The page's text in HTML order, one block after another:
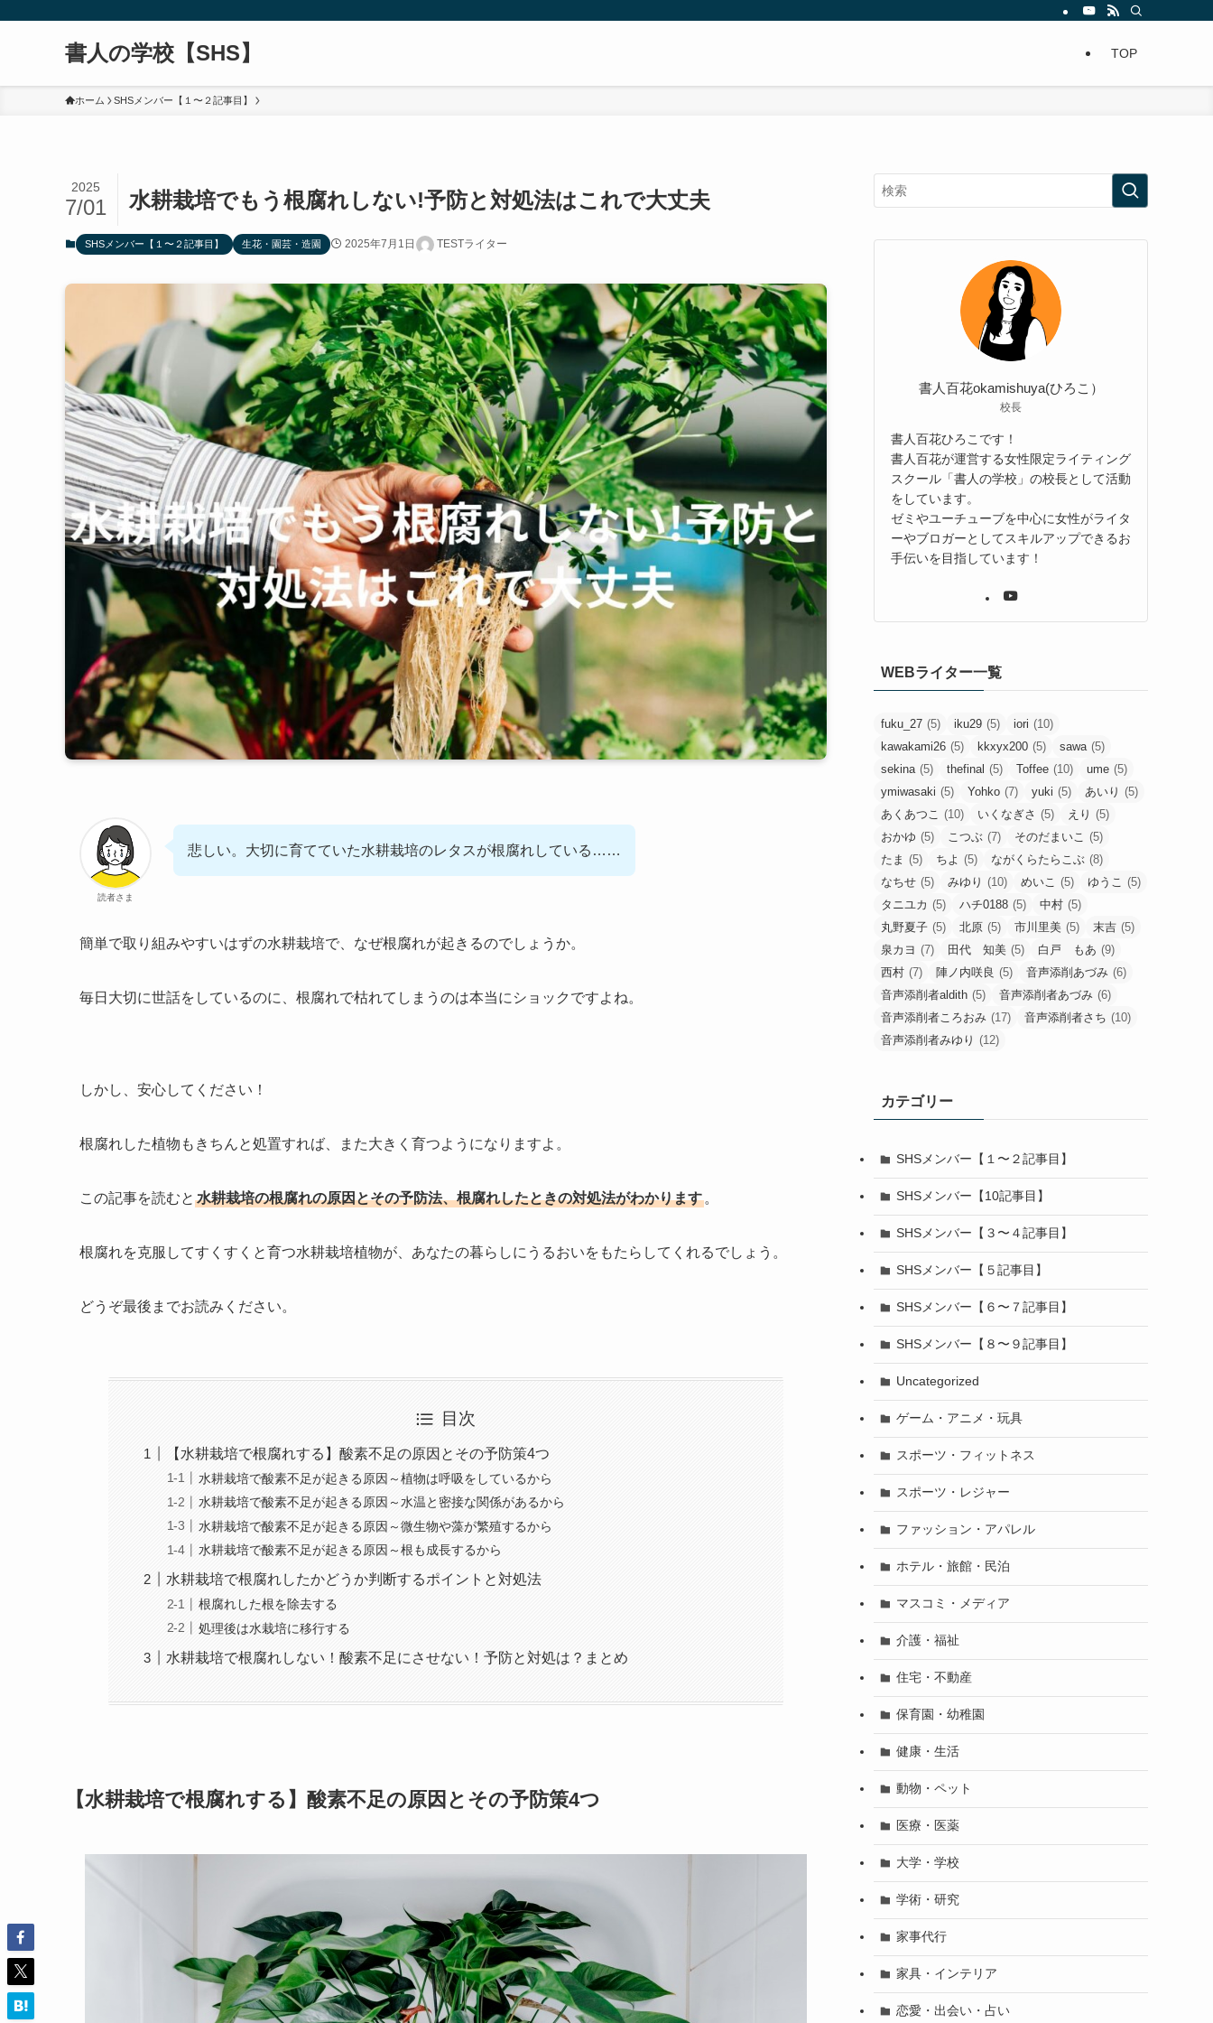
書人の学校【SHS】 TOP
ホーム SHSメンバー【１〜２記事目】
水耕栽培でもう根腐れしない!予防と対処法はこれで大丈夫
2025
7/01
SHSメンバー【１〜２記事目】 生花・園芸・造園 2025年7月1日 TESTライター
読者さま
悲しい。大切に育てていた水耕栽培のレタスが根腐れしている……
簡単で取り組みやすいはずの水耕栽培で、なぜ根腐れが起きるのでしょうか。
毎日大切に世話をしているのに、根腐れで枯れてしまうのは本当にショックですよね。
しかし、安心してください！
根腐れした植物もきちんと処置すれば、また大きく育つようになりますよ。
この記事を読むと 水耕栽培の根腐れの原因とその予防法、根腐れしたときの対処法がわかります 。
根腐れを克服してすくすくと育つ水耕栽培植物が、あなたの暮らしにうるおいをもたらしてくれるでしょう。
どうぞ最後までお読みください。
目次
【水耕栽培で根腐れする】酸素不足の原因とその予防策4つ
水耕栽培で酸素不足が起きる原因～植物は呼吸をしているから
水耕栽培で酸素不足が起きる原因～水温と密接な関係があるから
水耕栽培で酸素不足が起きる原因～微生物や藻が繁殖するから
水耕栽培で酸素不足が起きる原因～根も成長するから
水耕栽培で根腐れしたかどうか判断するポイントと対処法
根腐れした根を除去する
処理後は水栽培に移行する
水耕栽培で根腐れしない！酸素不足にさせない！予防と対処は？まとめ
【水耕栽培で根腐れする】酸素不足の原因とその予防策4つ
書人百花okamishuya(ひろこ）
校長
書人百花ひろこです！
書人百花が運営する女性限定ライティング
スクール「書人の学校」の校長として活動
をしています。
ゼミやユーチューブを中心に女性がライタ
ーやブロガーとしてスキルアップできるお
手伝いを目指しています！
WEBライター一覧
fuku_27 (5) iku29 (5) iori (10)
kawakami26 (5) kkxyx200 (5) sawa (5)
sekina (5) thefinal (5) Toffee (10) ume (5)
ymiwasaki (5) Yohko (7) yuki (5) あいり (5)
あくあつこ (10) いくなぎさ (5) えり (5)
おかゆ (5) こつぶ (7) そのだまいこ (5)
たま (5) ちよ (5) ながくらたらこぶ (8)
なちせ (5) みゆり (10) めいこ (5) ゆうこ (5)
タニユカ (5) ハチ0188 (5) 中村 (5)
丸野夏子 (5) 北原 (5) 市川里美 (5) 末吉 (5)
泉カヨ (7) 田代 知美 (5) 白戸 もあ (9)
西村 (7) 陣ノ内咲良 (5) 音声添削あづみ (6)
音声添削者aldith (5) 音声添削者あづみ (6)
音声添削者ころおみ (17) 音声添削者さち (10)
音声添削者みゆり (12)
カテゴリー
SHSメンバー【１〜２記事目】
SHSメンバー【10記事目】
SHSメンバー【３〜４記事目】
SHSメンバー【５記事目】
SHSメンバー【６〜７記事目】
SHSメンバー【８〜９記事目】
Uncategorized
ゲーム・アニメ・玩具
スポーツ・フィットネス
スポーツ・レジャー
ファッション・アパレル
ホテル・旅館・民泊
マスコミ・メディア
介護・福祉
住宅・不動産
保育園・幼稚園
健康・生活
動物・ペット
医療・医薬
大学・学校
学術・研究
家事代行
家具・インテリア
恋愛・出会い・占い